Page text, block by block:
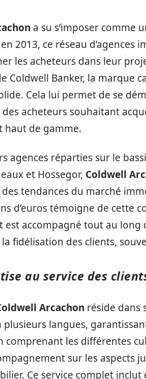
a su s’imposer comme
2013, ce réseau
les acheteurs dans leur
Coldwell Banker, la marque
Cela lui permet de se
acheteurs souhaitant
haut de gamme.
agences réparties sur le
et Hossegor, Coldwell
tendances du marché
d’euros témoigne de cette
est accompagné tout au long
fidélisation des clients,
au service des
Arcachon réside dans
plusieurs langues,
comprenant les différentes
sur les aspects
Ce service complet